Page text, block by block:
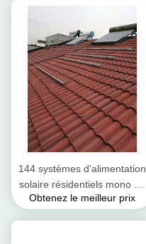
144 systèmes d'alimentation
solaire résidentiels mono de
lien de grille de cellules 5kw
Obtenez le meilleur prix